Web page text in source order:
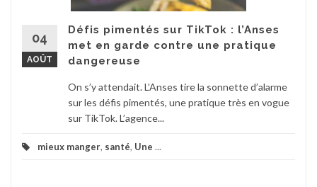
04
AOÛT
Défis pimentés sur TikTok : l’Anses
met en garde contre une pratique
dangereuse
On s’y attendait. L’Anses tire la sonnette d’alarme
sur les défis pimentés, une pratique très en vogue
sur TikTok. L’agence...
mieux manger, santé, Une ...